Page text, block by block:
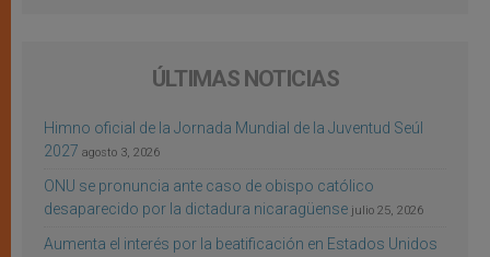
ÚLTIMAS NOTICIAS
Himno oficial de la Jornada Mundial de la Juventud Seúl
2027 agosto 3, 2026
ONU se pronuncia ante caso de obispo católico
desaparecido por la dictadura nicaragüense julio 25, 2026
Aumenta el interés por la beatificación en Estados Unidos